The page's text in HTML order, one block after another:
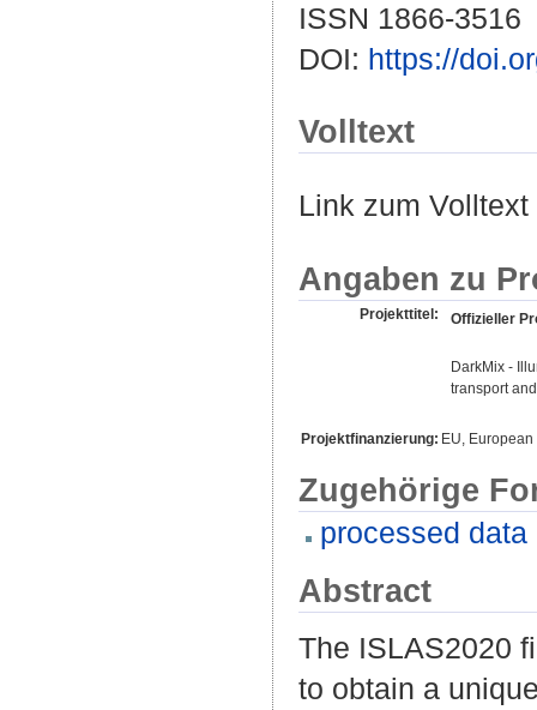
ISSN 1866-3516
DOI: https://
Volltext
Link zum
Angaben zu
Projekttitel: Offizieller
DarkMix -
transport
Projektfinanzierung: EU,
Zugehörige
processed data
Abstract
The ISLAS2020
to obtain a